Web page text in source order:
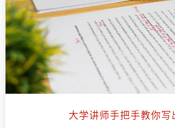
大学讲师手把手教你写